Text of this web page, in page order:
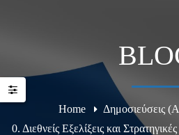
Home
Δημοσιεύσεις
0. Διεθνείς Εξελίξεις και